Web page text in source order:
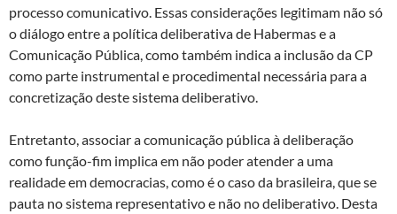
processo comunicativo. Essas considerações legitimam não só
o diálogo entre a política deliberativa de Habermas e a
Comunicação Pública, como também indica a inclusão da CP
como parte instrumental e procedimental necessária para a
concretização deste sistema deliberativo.
Entretanto, associar a comunicação pública à deliberação
como função-fim implica em não poder atender a uma
realidade em democracias, como é o caso da brasileira, que se
pauta no sistema representativo e não no deliberativo. Desta